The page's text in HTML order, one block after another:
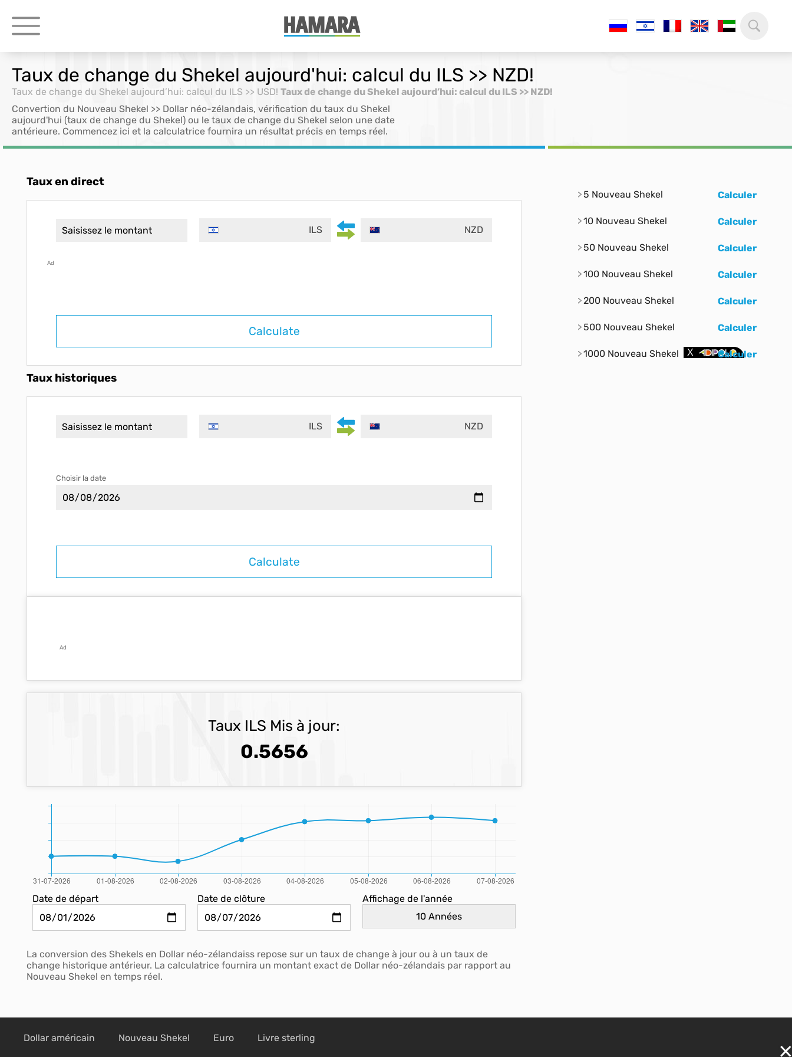
Taux de change du Shekel aujourd'hui: calcul du ILS >> NZD!
Taux de change du Shekel aujourd’hui: calcul du ILS >> USD! Taux de change du Shekel aujourd’hui: calcul du ILS >> NZD!
Convertion du Nouveau Shekel >> Dollar néo-zélandais, vérification du taux du Shekel
aujourd'hui (taux de change du Shekel) ou le taux de change du Shekel selon une date
antérieure. Commencez ici et la calculatrice fournira un résultat précis en temps réel.
Taux en direct
ILS NZD
Ad
Calculate
Taux historiques
ILS NZD
Choisir la date
Ad
Taux ILS Mis à jour:
0.5656
Date de départ Date de clôture Affichage de l'année
La conversion des Shekels en Dollar néo-zélandaiss repose sur un taux de change à jour ou à un taux de
change historique antérieur. La calculatrice fournira un montant exact de Dollar néo-zélandais par rapport au
Nouveau Shekel en temps réel.
5 Nouveau Shekel Calculer
10 Nouveau Shekel Calculer
50 Nouveau Shekel Calculer
100 Nouveau Shekel Calculer
200 Nouveau Shekel Calculer
500 Nouveau Shekel Calculer
1000 Nouveau Shekel Calculer
Dollar américain Nouveau Shekel Euro Livre sterling